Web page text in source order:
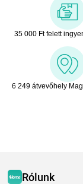
35 000 Ft felett
6 249 átvevőhely
Rólunk